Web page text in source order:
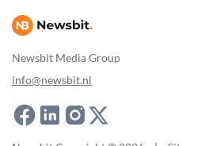
Newsbit Media Group
info@newsbit.nl